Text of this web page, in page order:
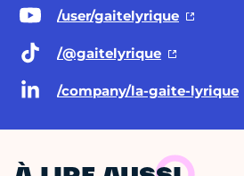
/user/gaitelyrique
/@gaitelyrique
/company/la-gaite-lyrique